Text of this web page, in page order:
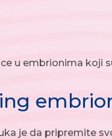
u embrionima koji
je da pripremite